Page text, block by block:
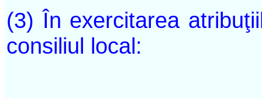
(3) În exercitarea
consiliul local: